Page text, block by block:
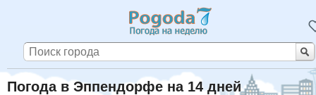
Погода в Эппендорфе на 14 дней